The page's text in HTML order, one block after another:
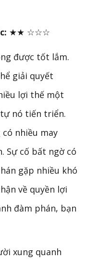
★★ ☆☆☆
được tốt lắm.
giải quyết
lợi thế một
tự nó tiến triển.
nhiều may
Sự cố bất ngờ có
gặp nhiều khó
về quyền lợi
đàm phán, bạn
xung quanh